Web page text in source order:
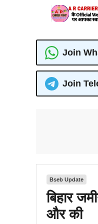
Join
Join
Bseb Update
बिहार
और की